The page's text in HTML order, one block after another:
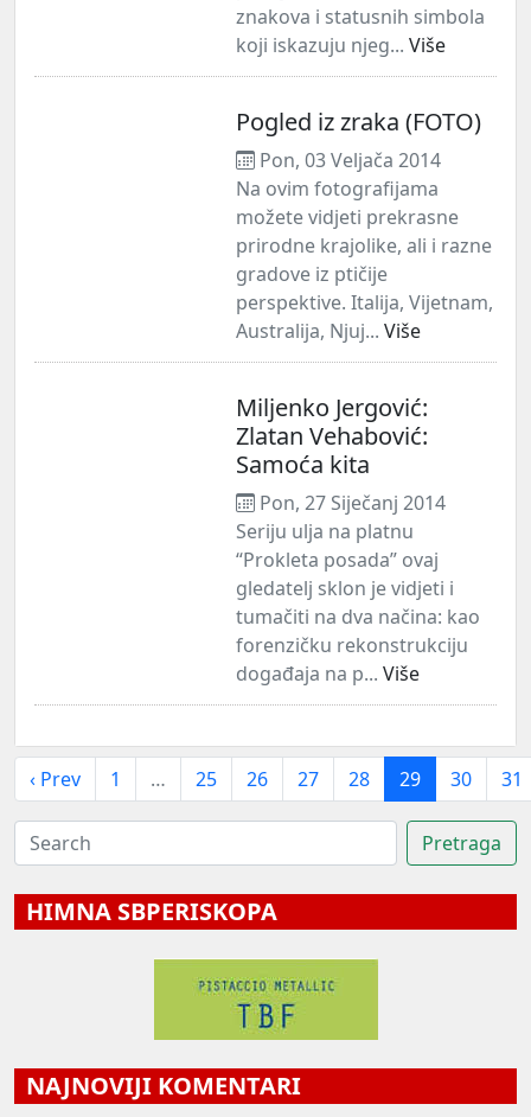
znakova i statusnih simbola
koji iskazuju njeg... Više
Pogled iz zraka (FOTO)
Pon, 03 Veljača 2014
Na ovim fotografijama
možete vidjeti prekrasne
prirodne krajolike, ali i razne
gradove iz ptičije
perspektive. Italija, Vijetnam,
Australija, Njuj... Više
Miljenko Jergović:
Zlatan Vehabović:
Samoća kita
Pon, 27 Siječanj 2014
Seriju ulja na platnu
“Prokleta posada” ovaj
gledatelj sklon je vidjeti i
tumačiti na dva načina: kao
forenzičku rekonstrukciju
događaja na p... Više
‹ Prev 1 … 25 26 27 28 29 30 31
HIMNA SBPERISKOPA
NAJNOVIJI KOMENTARI